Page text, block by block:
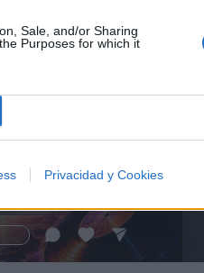
Sale, and/or Sharing
Purposes for which it
Privacidad y Cookies
Ver las Estrellas:
mejor selección de
cósmicas para
cero. 💾 ¡Guarda
noche estrellada!